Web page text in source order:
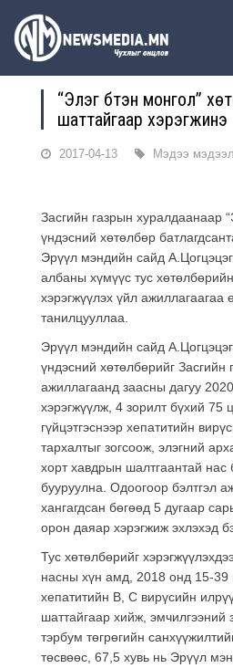
“Элэг бүтэн монгол”
шаттайгаар хэрэгжинэ
2017-04-13 Мэдээ
Засгийн газрын хуралдаанаар
үндэсний хөтөлбөр
Эрүүл мэндийн сайд
албаны хүмүүс тус
хэрэгжүүлэх үйл ажиллагаагаа
танилцууллаа.
Эрүүл мэндийн сайд
үндэсний хөтөлбөрийг Засгийн
ажиллагаанд заасны дагуу
хэрэгжүүлж, 4 зорилт бүхий 75
гүйцэтгэснээр хепатитийн
тархалтыг зогсоож, элэгний
хорт хавдрын шалтгаантай нас
бууруулна. Одоогоор бэлтгэл
хангагдсан бөгөөд 5 дугаар
орон даяар хэрэгжиж эхлэхэд
Тус хөтөлбөрийг
насны хүн амд, 2018 онд 15-39
хепатитийн В, С вирүсийн
шаттайгаар хийж, эмчилгээний
тэрбум төгрөгийн
төсвөөс, 67,5 хувь нь Эрүүл